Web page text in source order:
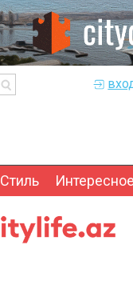
Стиль